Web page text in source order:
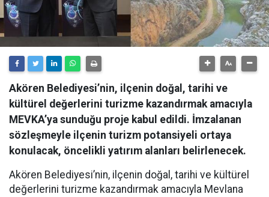
Akören Belediyesi’nin, ilçenin doğal, tarihi ve
kültürel değerlerini turizme kazandırmak amacıyla
MEVKA’ya sunduğu proje kabul edildi. İmzalanan
sözleşmeyle ilçenin turizm potansiyeli ortaya
konulacak, öncelikli yatırım alanları belirlenecek.
Akören Belediyesi’nin, ilçenin doğal, tarihi ve kültürel
değerlerini turizme kazandırmak amacıyla Mevlana